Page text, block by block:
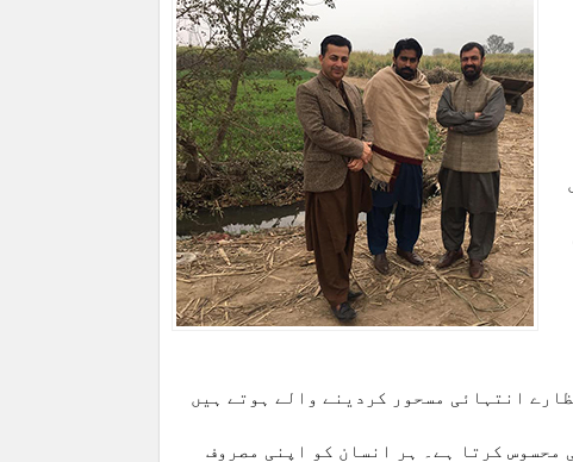
انتہائی مسحور کردینے والے ہوتے ہیں
محسوس کرتا ہے۔ ہر انسان کو اپنی مصروف